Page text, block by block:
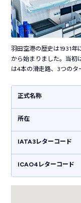
羽田空港の歴史は1931年
から始まりました。当初
は4本の滑走路、3つの
100を超えるお店が立ち
街並みを再現した「江戸
「はねだ日本橋」など、
浜駅まで電車で30分、
す。
正式名称
所在
IATA3レターコード
ICAO4レターコード